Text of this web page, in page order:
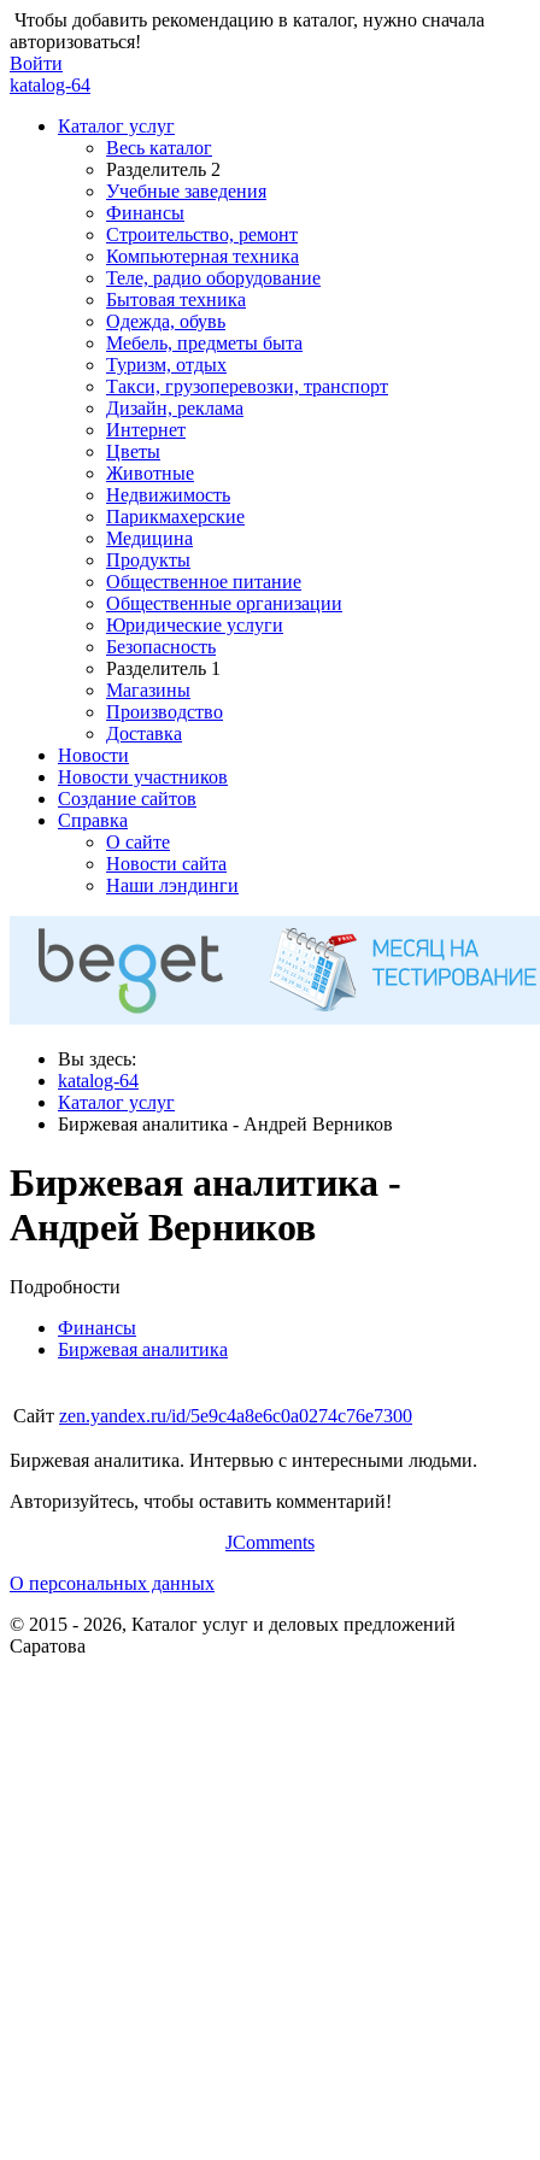
Чтобы добавить рекомендацию в каталог, нужно сначала
авторизоваться!
Войти
katalog-64
Каталог услуг
Весь каталог
Разделитель 2
Учебные заведения
Финансы
Строительство, ремонт
Компьютерная техника
Теле, радио оборудование
Бытовая техника
Одежда, обувь
Мебель, предметы быта
Туризм, отдых
Такси, грузоперевозки, транспорт
Дизайн, реклама
Интернет
Цветы
Животные
Недвижимость
Парикмахерские
Медицина
Продукты
Общественное питание
Общественные организации
Юридические услуги
Безопасность
Разделитель 1
Магазины
Производство
Доставка
Новости
Новости участников
Создание сайтов
Справка
О сайте
Новости сайта
Наши лэндинги
Вы здесь:
katalog-64
Каталог услуг
Биржевая аналитика - Андрей Верников
Биржевая аналитика -
Андрей Верников
Подробности
Финансы
Биржевая аналитика
Сайт zen.yandex.ru/id/5e9c4a8e6c0a0274c76e7300
Биржевая аналитика. Интервью с интересными людьми.
Авторизуйтесь, чтобы оставить комментарий!
JComments
О персональных данных
© 2015 - 2026, Каталог услуг и деловых предложений
Саратова